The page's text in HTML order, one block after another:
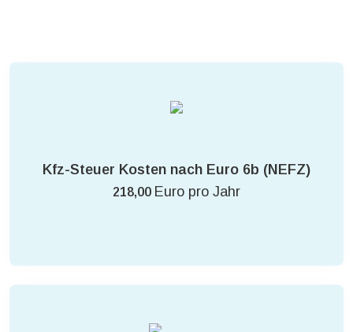
Kfz-Steuer Kosten nach Euro 6b (NEFZ)
218,00 Euro pro Jahr